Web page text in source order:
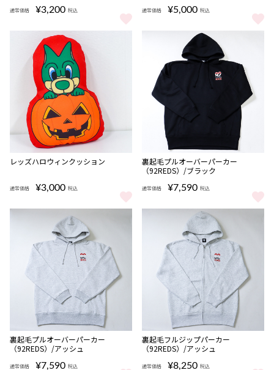
通常価格 ¥3,200 税込
KILT ROOMSHOES(ロゴ刺繍加工)/赤 をもっと見る
通常価格 ¥5,000 税込
リバーシブルマフラー(ボア＆キ
レッズハロウィンクッション
通常価格 ¥3,000 税込
レッズハロウィンクッション をもっと見る
裏起毛プルオーバーパーカー
（92REDS）/ブラック
通常価格 ¥7,590 税込
裏起毛プルオーバーパーカー（
完売
裏起毛プルオーバーパーカー
（92REDS）/アッシュ
通常価格 ¥7,590 税込
完売
裏起毛フルジップパーカー
（92REDS）/アッシュ
通常価格 ¥8,250 税込